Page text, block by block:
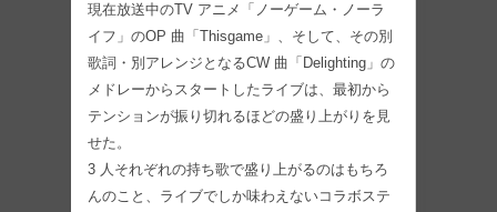
現在放送中のTV アニメ「ノーゲーム・ノーラ
イフ」のOP 曲「Thisgame」、そして、その別
歌詞・別アレンジとなるCW 曲「Delighting」の
メドレーからスタートしたライブは、最初から
テンションが振り切れるほどの盛り上がりを見
せた。
3 人それぞれの持ち歌で盛り上がるのはもちろ
んのこと、ライブでしか味わえないコラボステ